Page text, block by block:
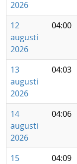
2026
12
augusti
2026
04:00
13
augusti
2026
04:03
14
augusti
2026
04:06
15
04:09